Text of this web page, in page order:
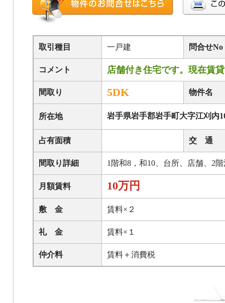
取引種目 一戸建 問合せNo
コメント 店舗付き住宅です。現在賃
間取り 5DK 物件名
所在地 岩手県岩手郡岩手町大字江刈内
占有面積 交 通
間取り詳細 1階和8，和10、台所、店舗、2
月額賃料 10万円
敷 金 賃料×２
礼 金 賃料×１
仲介料 賃料＋消費税